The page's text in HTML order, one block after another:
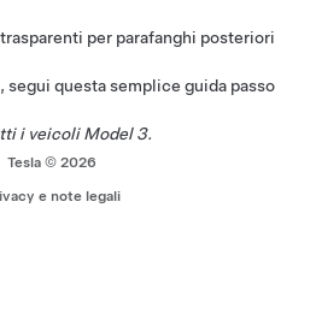
per parafanghi posteriori
segui questa semplice guida passo
i veicoli Model 3.
Tesla © 2026
e note legali